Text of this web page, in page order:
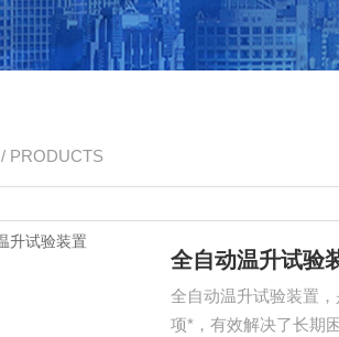
/ PRODUCTS
全自动温升试验
全自动温升试验装置
项*，有效解决了长期